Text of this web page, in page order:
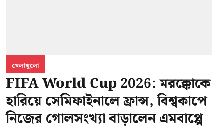
খেলাধুলো
FIFA World Cup 2026: মরক্কোকে
হারিয়ে সেমিফাইনালে ফ্রান্স, বিশ্বকাপে
নিজের গোলসংখ্যা বাড়ালেন এমবাপ্পে